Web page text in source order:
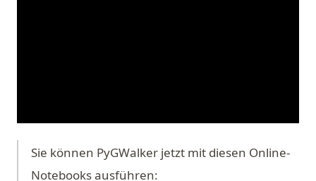
Sie können PyGWalker jetzt mit diesen Online-
Notebooks ausführen: